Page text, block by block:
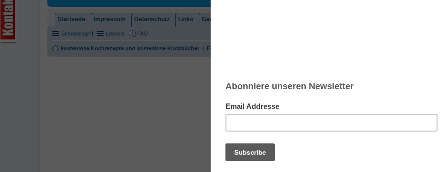
Startseite Impressum Datenschutz Links Gemeindebrief
Schnellzugriff Linkliste FAQ
kostenlose Kochrezepte und kostenlose Kochbücher Foren-Übersicht